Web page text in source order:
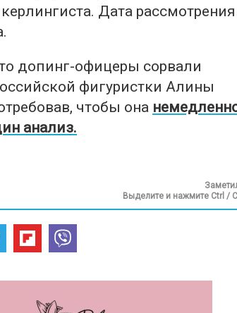
Дата
допинг-офицеры сорвали
фигуристки Алины
чтобы она
анализ.
Выделите и нажмите Ctrl /